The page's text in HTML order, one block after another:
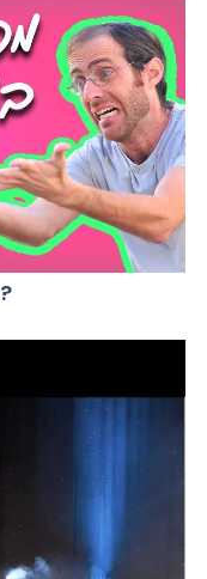
נדב נוה – מה אוכלים לארוחת צהריים?